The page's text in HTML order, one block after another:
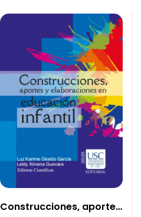
Construcciones, aportes